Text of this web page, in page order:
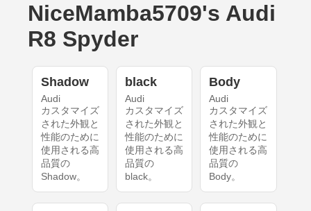
NiceMamba5709's Audi
R8 Spyder
Shadow
Audi
カスタマイズ
された外観と
性能のために
使用される高
品質の
Shadow。
black
Audi
カスタマイズ
された外観と
性能のために
使用される高
品質の
black。
Body
Audi
カスタマイズ
された外観と
性能のために
使用される高
品質の
Body。